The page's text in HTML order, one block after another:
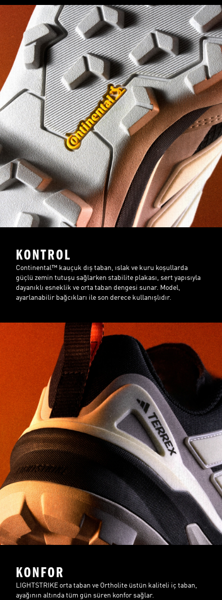
KONTROL
Continental™ kauçuk dış taban, ıslak ve kuru koşullarda
güçlü zemin tutuşu sağlarken stabilite plakası, sert yapısıyla
dayanıklı esneklik ve orta taban dengesi sunar. Model,
ayarlanabilir bağcıkları ile son derece kullanışlıdır.
KONFOR
LIGHTSTRIKE orta taban ve Ortholite üstün kaliteli iç taban,
ayağının altında tüm gün süren konfor sağlar.